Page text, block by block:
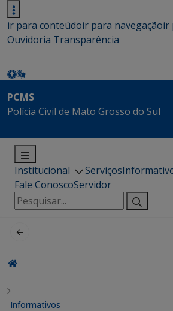
ir para conteúdoir para navegaçãoir
Ouvidoria Transparência
PCMS
Polícia Civil de Mato Grosso do Sul
Institucional Serviços
Fale ConoscoServidor
Pesquisar
por:
Informativos